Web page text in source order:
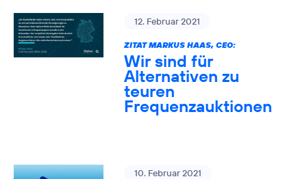
12. Februar 2021
ZITAT MARKUS HAAS, CEO:
Wir sind für
Alternativen zu
teuren
Frequenzauktionen
10. Februar 2021